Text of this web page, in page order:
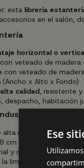
esta librería
en el salón,
horizontal o
con veteado de
con veteado de
(Ancho x Alto x Fondo)
alta calidad, resistente
habitación
alta resistencia
cm Ancho x 33 cm
y contemporáneo al
limpieza del suelo
Ese